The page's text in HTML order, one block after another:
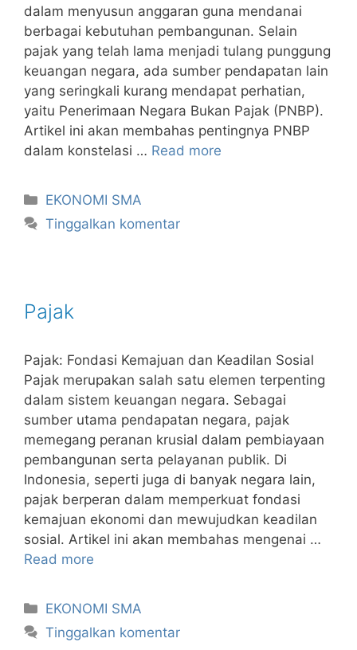
dalam menyusun anggaran guna mendanai
berbagai kebutuhan pembangunan. Selain
pajak yang telah lama menjadi tulang punggung
keuangan negara, ada sumber pendapatan lain
yang seringkali kurang mendapat perhatian,
yaitu Penerimaan Negara Bukan Pajak (PNBP).
Artikel ini akan membahas pentingnya PNBP
dalam konstelasi … Read more
Kategori
EKONOMI SMA
Tinggalkan komentar
Pajak
Pajak: Fondasi Kemajuan dan Keadilan Sosial
Pajak merupakan salah satu elemen terpenting
dalam sistem keuangan negara. Sebagai
sumber utama pendapatan negara, pajak
memegang peranan krusial dalam pembiayaan
pembangunan serta pelayanan publik. Di
Indonesia, seperti juga di banyak negara lain,
pajak berperan dalam memperkuat fondasi
kemajuan ekonomi dan mewujudkan keadilan
sosial. Artikel ini akan membahas mengenai …
Read more
Kategori
EKONOMI SMA
Tinggalkan komentar